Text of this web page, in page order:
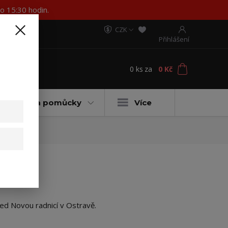
15:30 hodin.
CZK
Přihlášení
0 ks za 0 Kč
Materiály a pomůcky Více
Novou radnicí v Ostravě.